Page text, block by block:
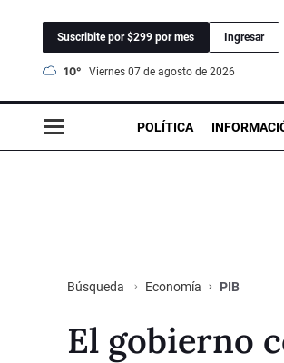
Suscribite por $299 por mes Ingresar
10° viernes 07 de agosto de 2026
POLÍTICA
Búsqueda Economía PIB
El gobierno